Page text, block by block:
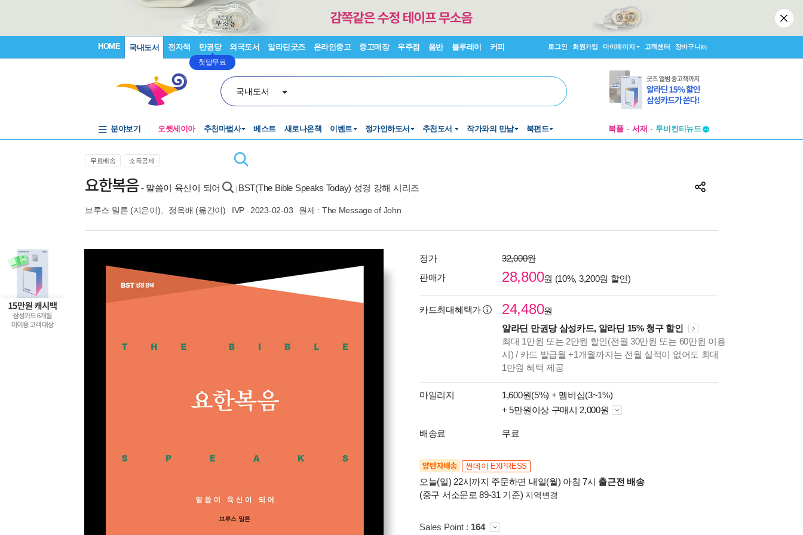
HOME 국내도서 전자책 만권당
첫달무료
외국도서 알라딘굿즈 온라인중고 중고매장 우주점 음반 블루레이 커피 로그인 회원가입 마이페이지 고객센터 장바구니(0)
국내도서
분야보기 오뒷세이아 추천마법사 베스트 새로나온책 이벤트 정가인하도서 추천도서 작가와의 만남 북펀드 북플 서재
투비컨티뉴드
무료배송 소득공제
요한복음- 말씀이 육신이 되어 BST(The Bible Speaks Today) 성경 강해 시리즈
브루스 밀른 (지은이), 정옥배 (옮긴이) IVP 2023-02-03 원제 : The Message of John
정가
32,000원
판매가
28,800원 (10%, 3,200원 할인)
카드최대혜택가 24,480원
알라딘 만권당 삼성카드, 알라딘 15% 청구 할인
최대 1만원 또는 2만원 할인(전월 30만원 또는 60만원 이용
시) / 카드 발급월 +1개월까지는 전월 실적이 없어도 최대
1만원 혜택 제공
마일리지 1,600원(5%) + 멤버십(3~1%)
+ 5만원이상 구매시 2,000원
배송료 무료
양탄자배송 썬데이 EXPRESS
오늘(일) 22시까지 주문하면 내일(월) 아침 7시 출근전 배송
(중구 서소문로 89-31 기준) 지역변경
Sales Point : 164